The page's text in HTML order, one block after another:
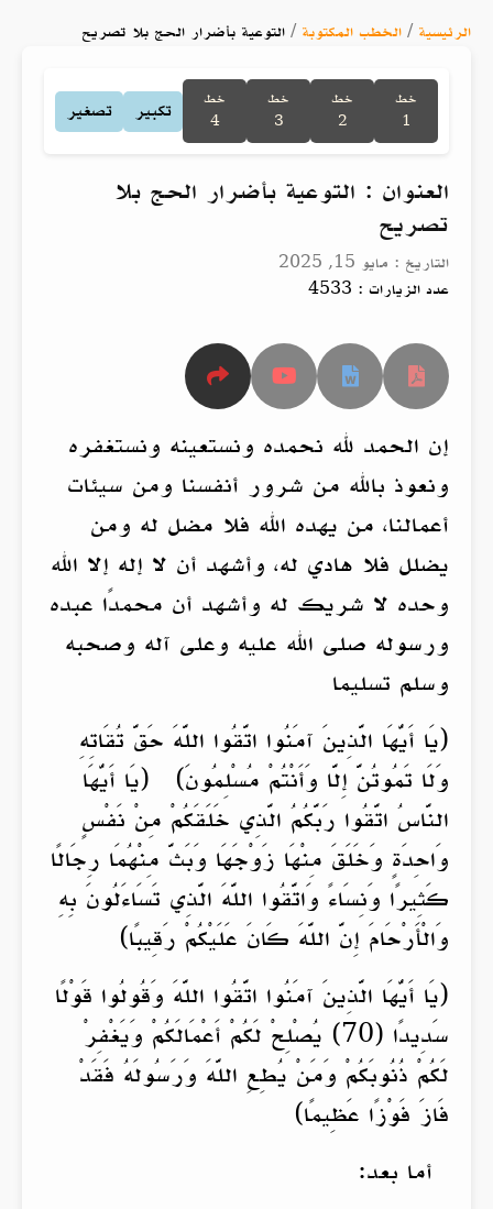
الرئيسية / الخطب المكتوبة / التوعية بأضرار الحج بلا تصريح
خط
1
خط
2
خط
3
خط
4
تكبير تصغير
العنوان : التوعية بأضرار الحج بلا
تصريح
التاريخ : مايو 15, 2025
عدد الزيارات : 4533
إن الحمد لله نحمده ونستعينه ونستغفره
ونعوذ بالله من شرور أنفسنا ومن سيئات
أعمالنا، من يهده الله فلا مضل له ومن
يضلل فلا هادي له، وأشهد أن لا إله إلا الله
وحده لا شريك له وأشهد أن محمدًا عبده
ورسوله صلى الله عليه وعلى آله وصحبه
وسلم تسليما
(يَا أَيُّهَا الَّذِينَ آمَنُوا اتَّقُوا اللَّهَ حَقَّ تُقَاتِهِ
وَلَا تَمُوتُنَّ إِلَّا وَأَنْتُمْ مُسْلِمُونَ) (يَا أَيُّهَا
النَّاسُ اتَّقُوا رَبَّكُمُ الَّذِي خَلَقَكُمْ مِنْ نَفْسٍ
وَاحِدَةٍ وَخَلَقَ مِنْهَا زَوْجَهَا وَبَثَّ مِنْهُمَا رِجَالًا
كَثِيرًا وَنِسَاءً وَاتَّقُوا اللَّهَ الَّذِي تَسَاءَلُونَ بِهِ
وَالْأَرْحَامَ إِنَّ اللَّهَ كَانَ عَلَيْكُمْ رَقِيبًا)
(يَا أَيُّهَا الَّذِينَ آمَنُوا اتَّقُوا اللَّهَ وَقُولُوا قَوْلًا
سَدِيدًا (70) يُصْلِحْ لَكُمْ أَعْمَالَكُمْ وَيَغْفِرْ
لَكُمْ ذُنُوبَكُمْ وَمَنْ يُطِعِ اللَّهَ وَرَسُولَهُ فَقَدْ
فَازَ فَوْزًا عَظِيمًا)
أما بعد: